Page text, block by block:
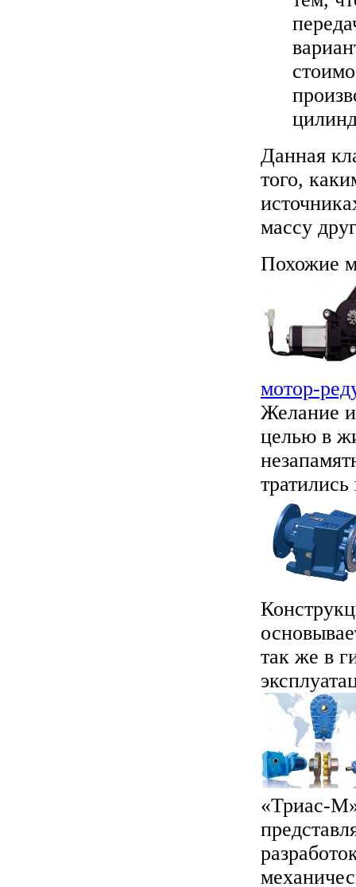
Данная
того,
массу
Похожие
мотор-
Желание
целью в
так же в
«Триас-